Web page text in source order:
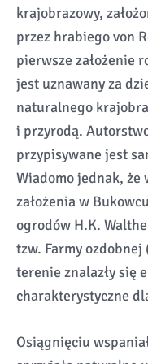
krajobrazowy,
przez hrabiego von
pierwsze założenie
jest uznawany za
naturalnego
i przyrodą.
przypisywane jest
Wiadomo jednak, że
założenia w
ogrodów H.K.
tzw. Farmy
terenie znalazły się
charakterystyczne
Osiągnięciu